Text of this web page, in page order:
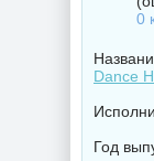
0
Dance
Год